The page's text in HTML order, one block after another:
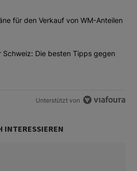
der am meisten kommentierten
Titel "Fifa verwirft Pläne für den
für den Verkauf von WM-Anteilen
Titel "Tanken in der Schweiz: Die
Schweiz: Die besten Tipps gegen
Unterstützt von
INTERESSIEREN